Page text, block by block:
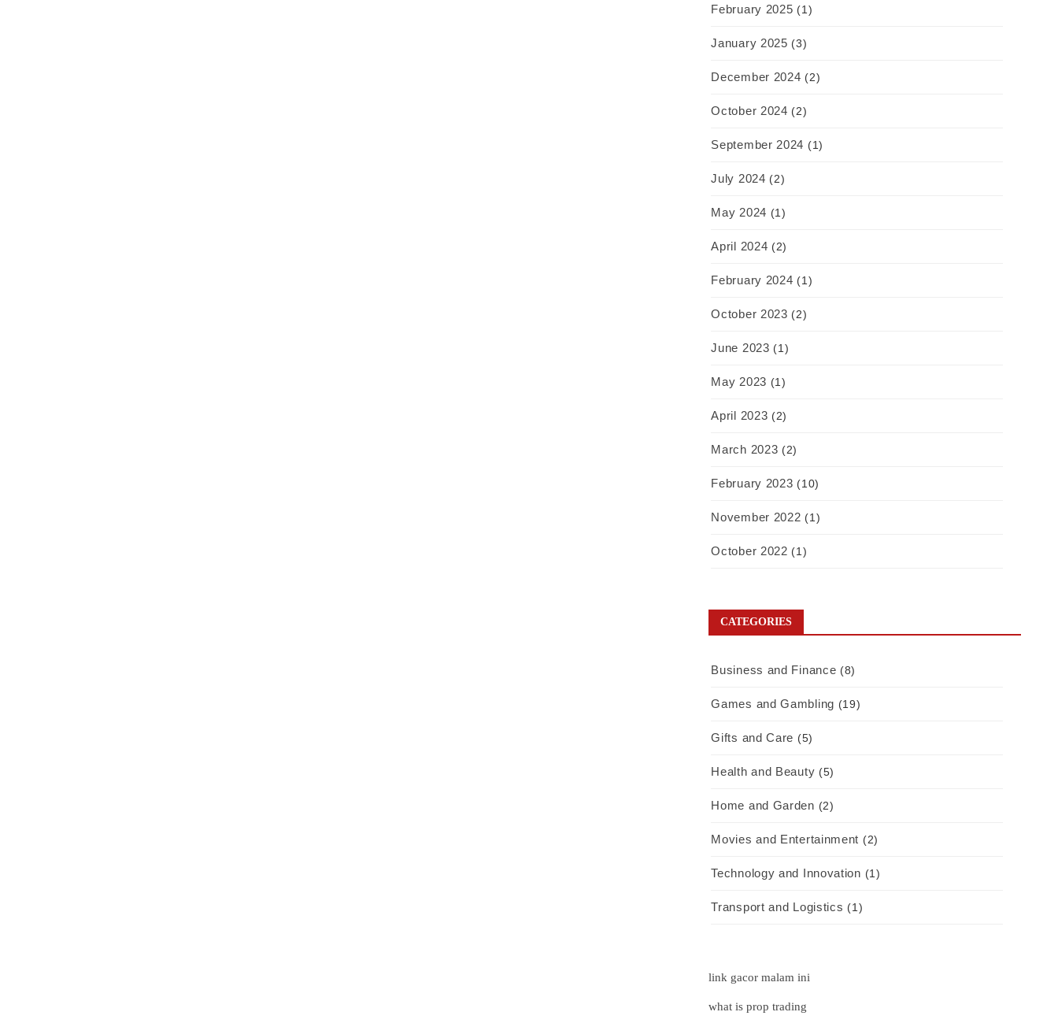
February 2025 (1)
January 2025 (3)
December 2024 (2)
October 2024 (2)
September 2024 (1)
July 2024 (2)
May 2024 (1)
April 2024 (2)
February 2024 (1)
October 2023 (2)
June 2023 (1)
May 2023 (1)
April 2023 (2)
March 2023 (2)
February 2023 (10)
November 2022 (1)
October 2022 (1)
CATEGORIES
Business and Finance (8)
Games and Gambling (19)
Gifts and Care (5)
Health and Beauty (5)
Home and Garden (2)
Movies and Entertainment (2)
Technology and Innovation (1)
Transport and Logistics (1)
link gacor malam ini
what is prop trading